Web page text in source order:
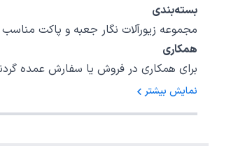
بسته‌بندی
مجموعه زیورآلات نگار جعبه و پاکت مناسب هدیه برای گردنبند انار کد 232 در نظر گرفته است،
همکاری
برای همکاری در فروش یا سفارش عمده گردنبند انار کد 232 با شمارهٔ 02147620042 داخلی 5 تماس بگیرید.
نمایش بیشتر